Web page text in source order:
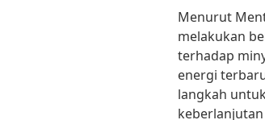
Menurut
melakukan
terhadap
energi
langkah